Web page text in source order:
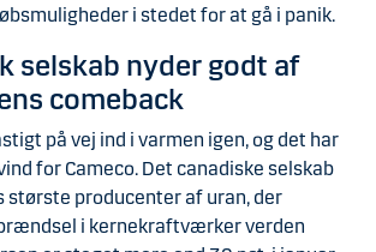
i stedet for at gå i panik.
selskab nyder godt af
comeback
på vej ind i varmen igen, og det har
for Cameco. Det canadiske selskab
største producenter af uran, der
i kernekraftværker verden